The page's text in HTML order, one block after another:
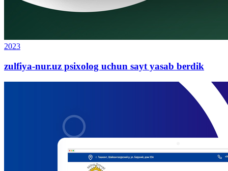
2023
zulfiya-nur.uz psixolog uchun sayt yasab berdik